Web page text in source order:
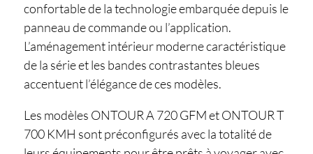
confortable de la technologie embarquée depuis le
panneau de commande ou l’application.
L’aménagement intérieur moderne caractéristique
de la série et les bandes contrastantes bleues
accentuent l’élégance de ces modèles.
Les modèles ONTOUR A 720 GFM et ONTOUR T
700 KMH sont préconfigurés avec la totalité de